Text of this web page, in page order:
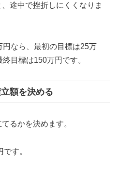
途中で挫折しにくくなりま
なら、最初の目標は25万
目標は150万円です。
額を決める
るかを決めます。
す。